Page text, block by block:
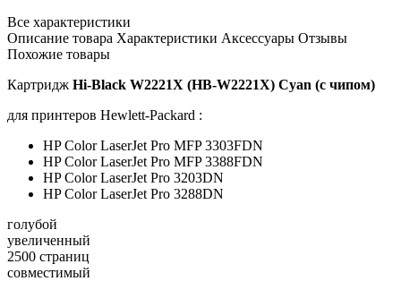
Все характеристики
Описание товара Характеристики Аксессуары Отзывы
Похожие товары
Картридж Hi-Black W2221X (HB-W2221X) Cyan (с чипом)
для принтеров Hewlett-Packard :
HP Color LaserJet Pro MFP 3303FDN
HP Color LaserJet Pro MFP 3388FDN
HP Color LaserJet Pro 3203DN
HP Color LaserJet Pro 3288DN
голубой
увеличенный
2500 страниц
совместимый